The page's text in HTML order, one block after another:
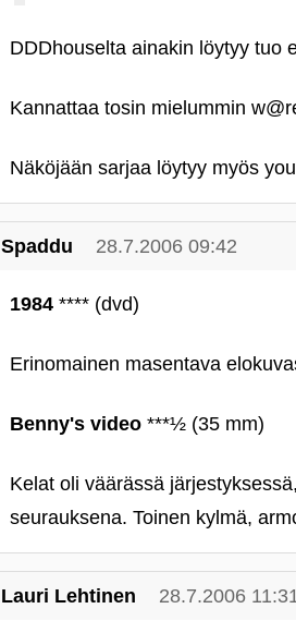
DDDhouselta ainakin löytyy tuo
Kannattaa tosin mielummin
Näköjään sarjaa löytyy myös
Spaddu 28.7.2006 09:42
1984 **** (dvd)
Erinomainen masentava
Benny's video ***½ (35 mm)
Kelat oli väärässä
seurauksena. Toinen kylmä,
Lauri Lehtinen 28.7.2006